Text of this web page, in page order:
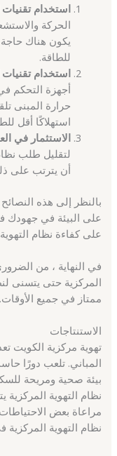
استخدام تقنيات
الحركة
يكون هناك حاجة
للطاقة.
استخدام
أجهزة التحكم
حرارة المبنى
استهلاكًا أقل
الاستثمار في
لتقليل طلب
أن يترتب على
بالنظر إلى هذه
على البيئة في جهودك
على كفاءة نظام
في النهاية ، من
المركزية حتى يتسنى
ممتاز في جميع الأوقات.
الاستنتاجات
تهوية مركزية الكويت
المباني. تلعب دورًا
بيئة صحية ومريحة
نظام التهوية المركزية
مراعاة بعض
نظام التهوية المركزية